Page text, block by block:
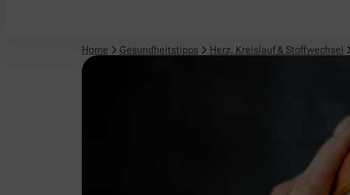
Home Gesundheitstipps Herz, Kreislauf & Stoffwechsel